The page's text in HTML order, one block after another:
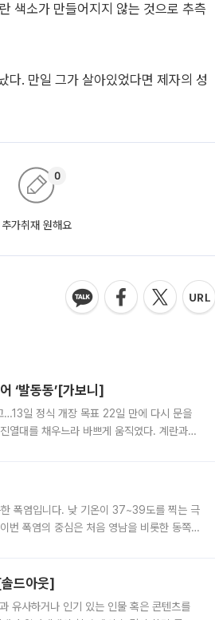
색소가 만들어지지 않는 것으로 추측
. 만일 그가 살아있었다면 제자의 성
추가취재 원해요
0
‘발동동’[가보니]
…13일 정식 개장 목표 22일 만에 다시 문을
열대를 채우느라 바쁘게 움직였다. 계란과
한 폭염입니다. 낮 기온이 37~39도를 찍는 극
번 폭염의 중심은 처음 영남을 비롯한 동쪽
드아웃]
유사하거나 인기 있는 인물 혹은 콘텐츠를